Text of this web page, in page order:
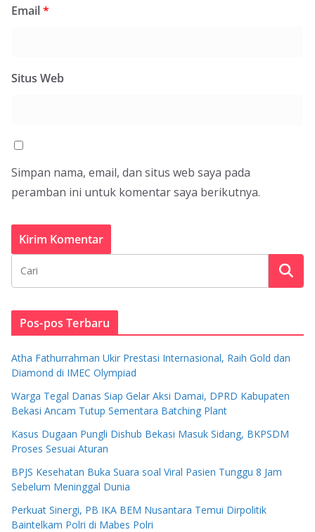
Email*
Situs Web
Simpan nama, email, dan situs web saya pada
peramban ini untuk komentar saya berikutnya.
Pos-pos Terbaru
Atha Fathurrahman Ukir Prestasi Internasional, Raih Gold dan
Diamond di IMEC Olympiad
Warga Tegal Danas Siap Gelar Aksi Damai, DPRD Kabupaten
Bekasi Ancam Tutup Sementara Batching Plant
Kasus Dugaan Pungli Dishub Bekasi Masuk Sidang, BKPSDM
Proses Sesuai Aturan
BPJS Kesehatan Buka Suara soal Viral Pasien Tunggu 8 Jam
Sebelum Meninggal Dunia
Perkuat Sinergi, PB IKA BEM Nusantara Temui Dirpolitik
Baintelkam Polri di Mabes Polri